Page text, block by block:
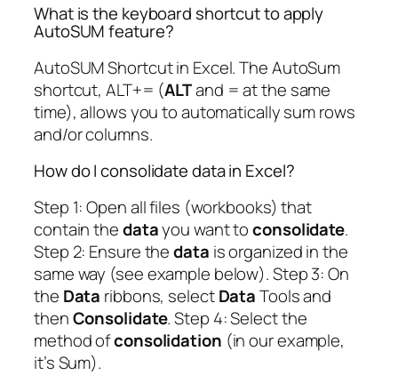
What is the keyboard shortcut to apply
AutoSUM feature?
AutoSUM Shortcut in Excel. The AutoSum
shortcut, ALT+= (ALTand = at the same
time), allows you to automatically sum rows
and/or columns.
How do I consolidate data in Excel?
Step 1: Open all files (workbooks) that
contain thedatayou want toconsolidate.
Step 2: Ensure thedata is organized in the
same way (see example below). Step 3: On
the Data ribbons, selectDataTools and
thenConsolidate. Step 4: Select the
method ofconsolidation (in our example,
it’s Sum).